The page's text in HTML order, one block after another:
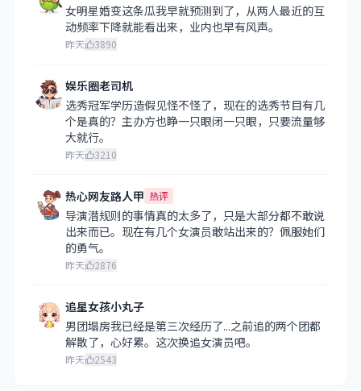
女明星婚变这条瓜我早就预测到了，从两人最近的互
动频率下降就能看出来，业内也早有风声。
昨天 3890
娱乐圈老司机
选秀冠军学历造假见怪不怪了，现在的选秀节目有几
个是真的？主办方也睁一只眼闭一只眼，只要流量够
大就行。
昨天 3210
热心网友路人甲 热评
导演潜规则的事情真的太多了，只是大部分都不敢说
出来而已。现在有几个女演员敢站出来的？佩服她们
的勇气。
昨天 2876
追星女孩小丸子
男团塌房我已经是第三次经历了...之前追的两个团都
解散了，心好累。这次换追女演员吧。
昨天 2543